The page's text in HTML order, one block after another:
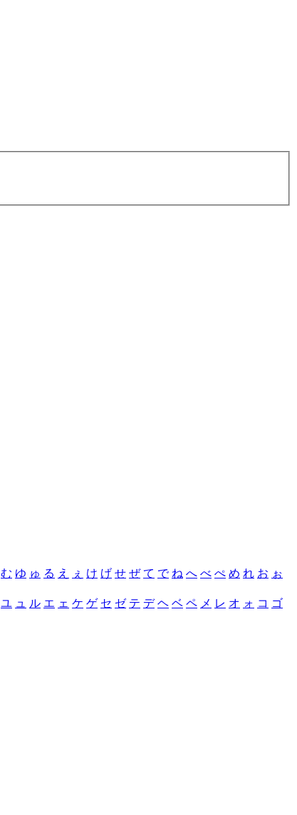
む ゆ ゅ る え ぇ け げ せ ぜ て で ね へ べ ぺ め れ お ぉ
ユ ュ ル エ ェ ケ ゲ セ ゼ テ デ ヘ ベ ペ メ レ オ ォ コ ゴ